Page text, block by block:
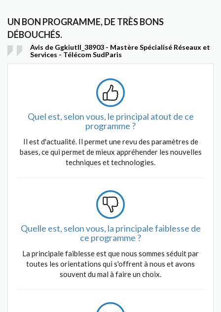
UN BON PROGRAMME, DE TRÈS BONS
DÉBOUCHÉS.
Avis de Ggkiutll_38903 - Mastère Spécialisé Réseaux et
Services - Télécom SudParis
Quel est, selon vous, le principal atout de ce
programme ?
Il est d'actualité. Il permet une revu des paramètres de
bases, ce qui permet de mieux appréhender les nouvelles
techniques et technologies.
Quelle est, selon vous, la principale faiblesse de
ce programme ?
La principale faiblesse est que nous sommes séduit par
toutes les orientations qui s'offrent à nous et avons
souvent du mal à faire un choix.